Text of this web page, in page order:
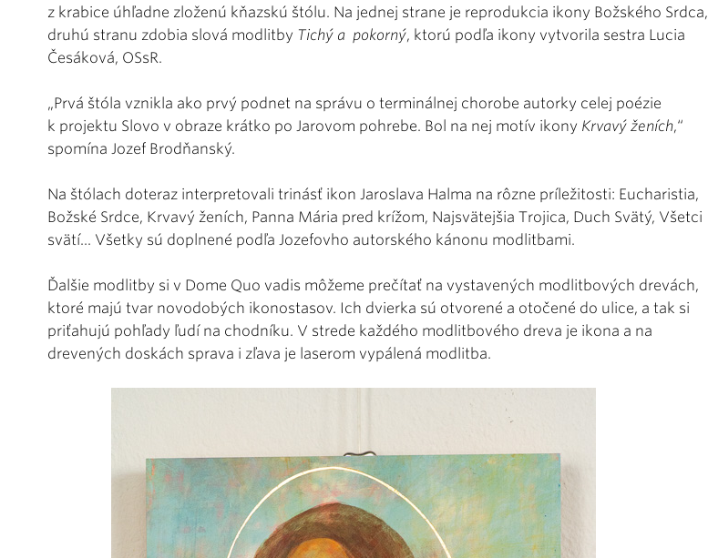
z krabice úhľadne zloženú kňazskú štólu. Na jednej strane je reprodukcia ikony Božského Srdca,
druhú stranu zdobia slová modlitby Tichý a pokorný, ktorú podľa ikony vytvorila sestra Lucia
Česáková, OSsR.
„Prvá štóla vznikla ako prvý podnet na správu o terminálnej chorobe autorky celej poézie
k projektu Slovo v obraze krátko po Jarovom pohrebe. Bol na nej motív ikony Krvavý ženích,“
spomína Jozef Brodňanský.
Na štólach doteraz interpretovali trinásť ikon Jaroslava Halma na rôzne príležitosti: Eucharistia,
Božské Srdce, Krvavý ženích, Panna Mária pred krížom, Najsvätejšia Trojica, Duch Svätý, Všetci
svätí... Všetky sú doplnené podľa Jozefovho autorského kánonu modlitbami.
Ďalšie modlitby si v Dome Quo vadis môžeme prečítať na vystavených modlitbových drevách,
ktoré majú tvar novodobých ikonostasov. Ich dvierka sú otvorené a otočené do ulice, a tak si
priťahujú pohľady ľudí na chodníku. V strede každého modlitbového dreva je ikona a na
drevených doskách sprava i zľava je laserom vypálená modlitba.